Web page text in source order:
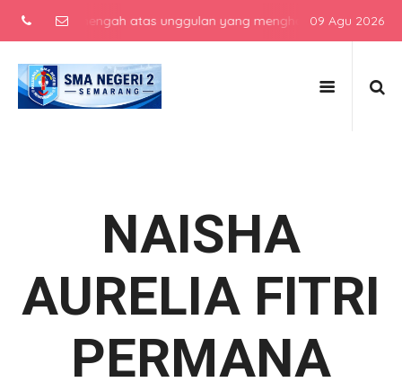
menengah atas unggulan yang menghasilkan lulusan
09 Agu 2026
NAISHA
AURELIA FITRI
PERMANA